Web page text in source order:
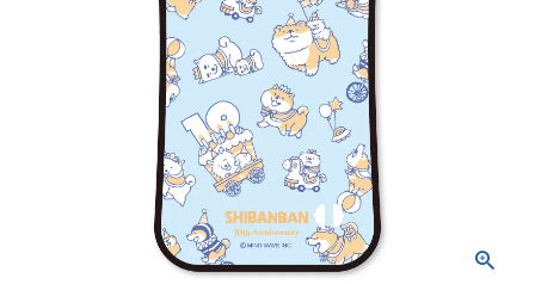
ツンダちゃん ウサコレフレンズ
一期一会 その他
◆受注生産◆ ≪送料込み
≫iPhoneタフケース しばんば
ん 10周年 いっぱい ブルー